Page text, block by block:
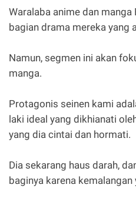
Waralaba anime dan
bagian drama mereka yang
Namun, segmen ini akan
manga.
Protagonis seinen kami
laki ideal yang dikhianati
yang dia cintai dan hormati.
Dia sekarang haus darah,
baginya karena